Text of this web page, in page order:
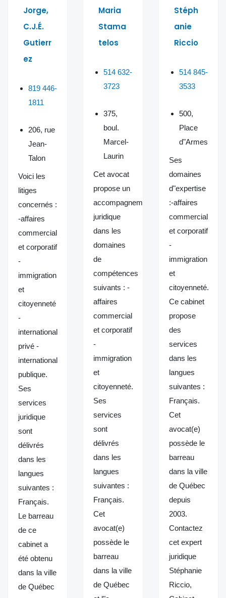
Jorge,
C.J.É.
Gutierr
ez
819 446-
1811
206, rue
Jean-
Talon
Voici les
litiges
concernés :
-affaires
commercial
et corporatif
-
immigration
et
citoyenneté
-
international
privé -
international
publique.
Ses
services
juridique
sont
délivrés
dans les
langues
suivantes :
Français.
Le barreau
de ce
cabinet a
été obtenu
dans la ville
de Québec
Maria
Stama
telos
514 632-
3723
375,
boul.
Marcel-
Laurin
Cet avocat
propose un
accompagnement
juridique
dans les
domaines
de
compétences
suivants : -
affaires
commercial
et corporatif
-
immigration
et
citoyenneté.
Ses
services
sont
délivrés
dans les
langues
suivantes :
Français.
Cet
avocat(e)
possède le
barreau
dans la ville
de Québec
Stéph
anie
Riccio
514 845-
3533
500,
Place
d"Armes
Ses
domaines
d"expertise
:-affaires
commercial
et corporatif
-
immigration
et
citoyenneté.
Ce cabinet
propose
des
services
dans les
langues
suivantes :
Français.
Cet
avocat(e)
possède le
barreau
dans la ville
de Québec
depuis
2003.
Contactez
cet expert
juridique
Stéphanie
Riccio,